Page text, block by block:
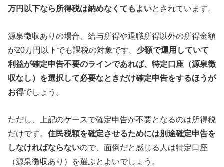
万円以下なら所得税は納めなくてもよいとされています。
源泉徴収ありの場合、給与所得や退職所得以外の所得金額
が20万円以下でも課税の対象です。 少額で運用していて
利益が確定申告不要のラインであれば、特定口座（源泉徴
収なし）を選択して必要なときだけ確定申告をするほうが
お得でしょう。
ただし、上記のケースで確定申告が不要となるのは所得税
だけです。 住民税額を確定させるためには別途確定申告を
しなければならないので、面倒だと感じる人は特定口座
（源泉徴収あり）を選ぶとよいでしょう。